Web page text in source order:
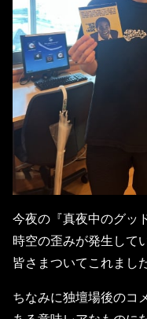
今夜の『真夜中のグッ
時空の歪みが発生して
皆さまついてこれまし
ちなみに独壇場後のコ